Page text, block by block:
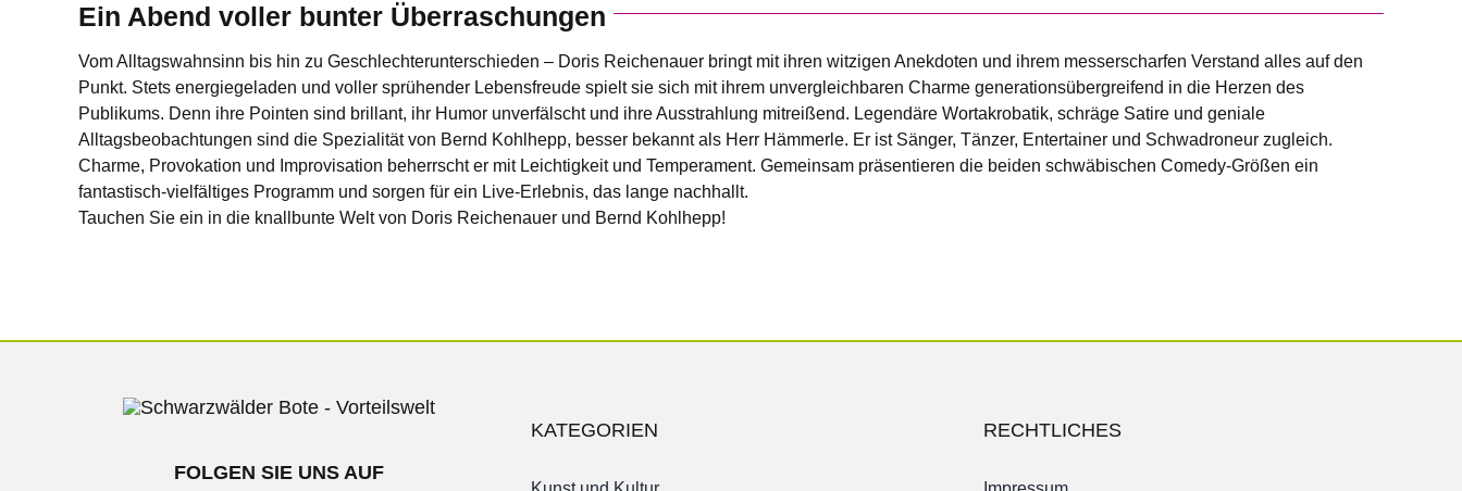
Ein Abend voller bunter Überraschungen
Vom Alltagswahnsinn bis hin zu Geschlechterunterschieden – Doris Reichenauer bringt mit ihren witzigen Anekdoten und ihrem messerscharfen Verstand alles auf den
Punkt. Stets energiegeladen und voller sprühender Lebensfreude spielt sie sich mit ihrem unvergleichbaren Charme generationsübergreifend in die Herzen des
Publikums. Denn ihre Pointen sind brillant, ihr Humor unverfälscht und ihre Ausstrahlung mitreißend. Legendäre Wortakrobatik, schräge Satire und geniale
Alltagsbeobachtungen sind die Spezialität von Bernd Kohlhepp, besser bekannt als Herr Hämmerle. Er ist Sänger, Tänzer, Entertainer und Schwadroneur zugleich.
Charme, Provokation und Improvisation beherrscht er mit Leichtigkeit und Temperament. Gemeinsam präsentieren die beiden schwäbischen Comedy-Größen ein
fantastisch-vielfältiges Programm und sorgen für ein Live-Erlebnis, das lange nachhallt.
Tauchen Sie ein in die knallbunte Welt von Doris Reichenauer und Bernd Kohlhepp!
FOLGEN SIE UNS AUF
KATEGORIEN RECHTLICHES